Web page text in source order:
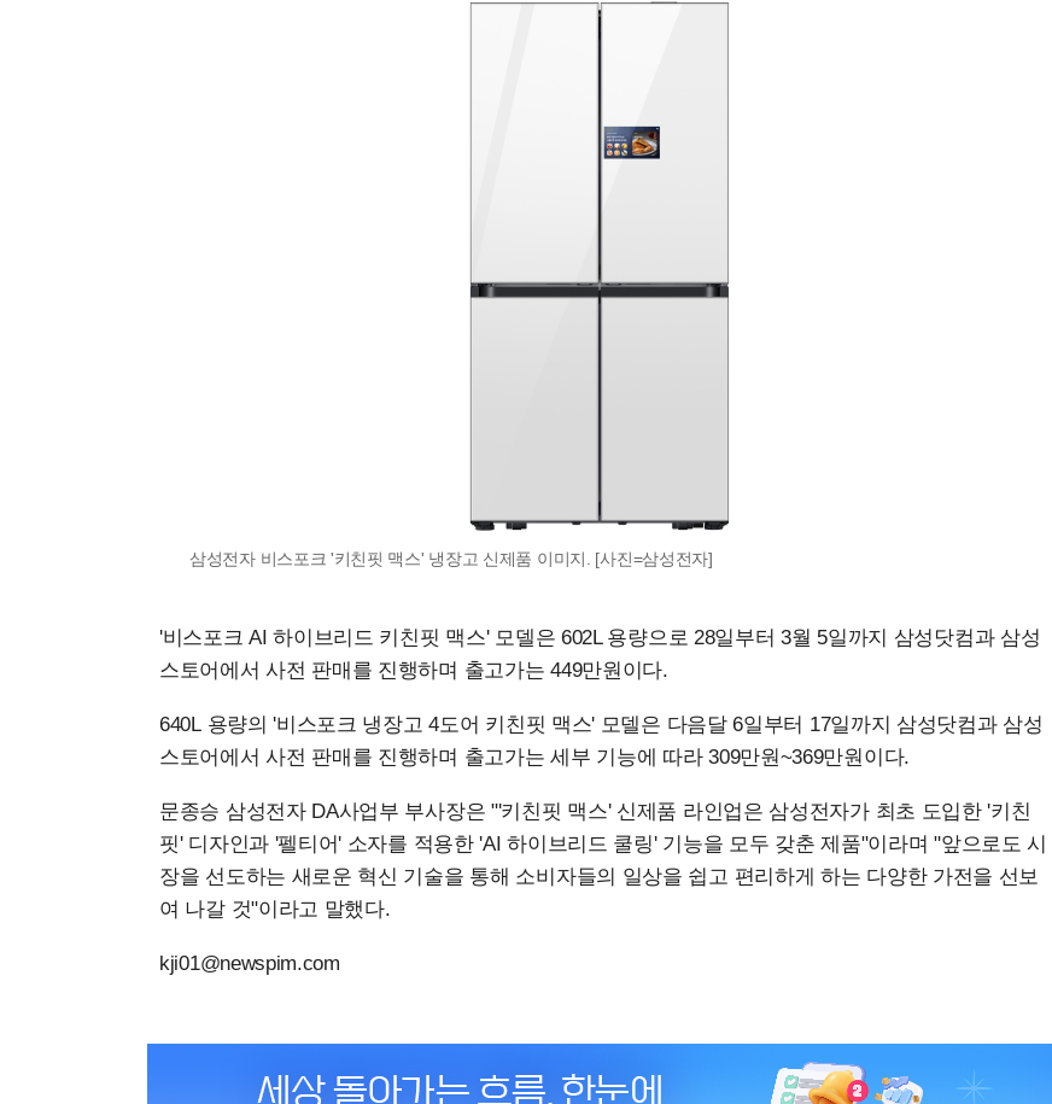
삼성전자 비스포크 '키친핏 맥스' 냉장고 신제품 이미지. [사진=삼성전자]
'비스포크 AI 하이브리드 키친핏 맥스' 모델은 602L 용량으로 28일부터 3월 5일까지 삼성닷컴과 삼성
스토어에서 사전 판매를 진행하며 출고가는 449만원이다.
640L 용량의 '비스포크 냉장고 4도어 키친핏 맥스' 모델은 다음달 6일부터 17일까지 삼성닷컴과 삼성
스토어에서 사전 판매를 진행하며 출고가는 세부 기능에 따라 309만원~369만원이다.
문종승 삼성전자 DA사업부 부사장은 "'키친핏 맥스' 신제품 라인업은 삼성전자가 최초 도입한 '키친
핏' 디자인과 '펠티어' 소자를 적용한 'AI 하이브리드 쿨링' 기능을 모두 갖춘 제품"이라며 "앞으로도 시
장을 선도하는 새로운 혁신 기술을 통해 소비자들의 일상을 쉽고 편리하게 하는 다양한 가전을 선보
여 나갈 것"이라고 말했다.
kji01@newspim.com